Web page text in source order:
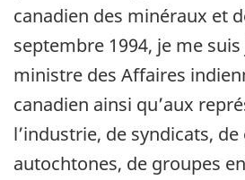
canadien des minéraux et
septembre 1994, je me
ministre des Affaires
canadien ainsi qu’aux
l’industrie, de syndicats,
autochtones, de groupes